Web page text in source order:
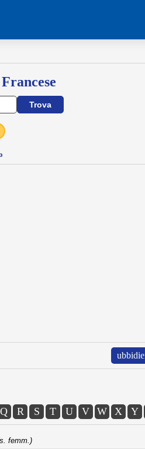
Q R S T U V W X Y
femm.)